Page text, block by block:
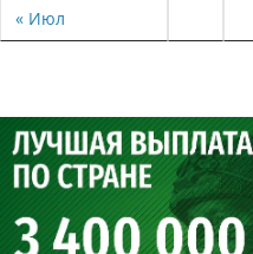
« Июл